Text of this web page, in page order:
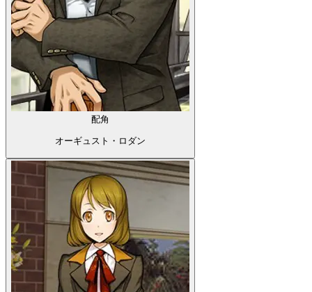
配角
オーギュスト・ロダン